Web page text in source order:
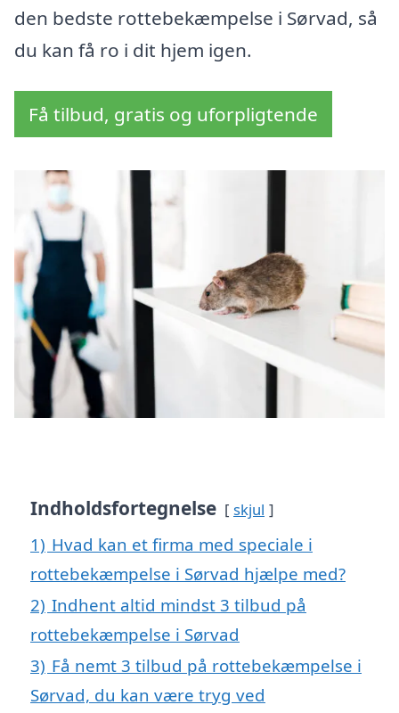
den bedste rottebekæmpelse i Sørvad, så
du kan få ro i dit hjem igen.
Få tilbud, gratis og uforpligtende
Indholdsfortegnelse skjul
1) Hvad kan et firma med speciale i
rottebekæmpelse i Sørvad hjælpe med?
2) Indhent altid mindst 3 tilbud på
rottebekæmpelse i Sørvad
3) Få nemt 3 tilbud på rottebekæmpelse i
Sørvad, du kan være tryg ved